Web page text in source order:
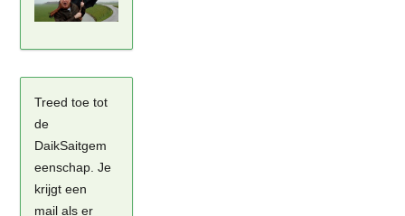
Treed toe tot
de
DaikSaitgem
eenschap. Je
krijgt een
mail als er